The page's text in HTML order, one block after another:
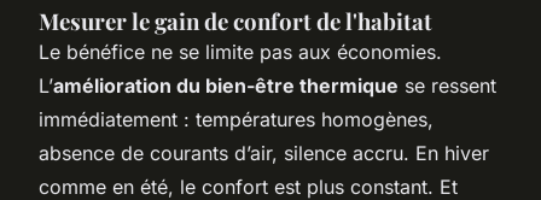
Mesurer le gain de confort de l'habitat
Le bénéfice ne se limite pas aux économies.
L’amélioration du bien-être thermique se ressent
immédiatement : températures homogènes,
absence de courants d’air, silence accru. En hiver
comme en été, le confort est plus constant. Et